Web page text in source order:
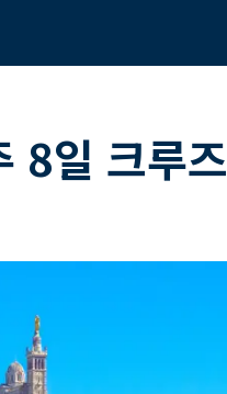
8일 크루즈